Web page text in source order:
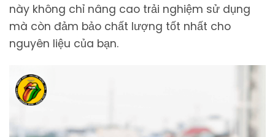
này không chỉ nâng cao trải nghiệm sử dụng
mà còn đảm bảo chất lượng tốt nhất cho
nguyên liệu của bạn.